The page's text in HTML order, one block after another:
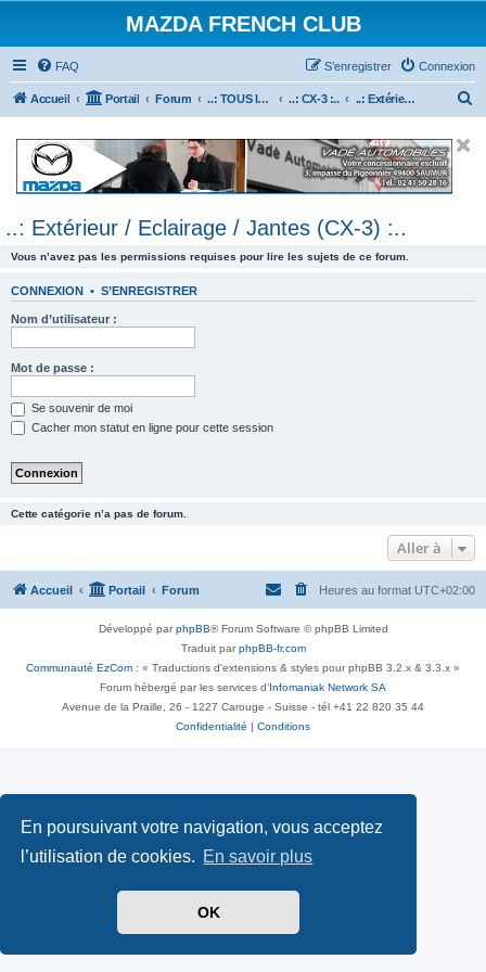
En poursuivant votre navigation, vous acceptez
l’utilisation de cookies. En savoir plus
OK
MAZDA FRENCH CLUB
FAQ Connexion
S’enregistrer
Accueil Portail Forum ..: TOUS les Véhicules MAZDA :.. ..: CX-3 :.. ..: Extérieur / Eclairage / Jantes (CX-3) :..
e
..: Extérieur / Eclairage / Jantes (CX-3) :..
Vous n’avez pas les permissions requises pour lire les sujets de ce forum.
CONNEXION • S’ENREGISTRER
Nom d’utilisateur :
Mot de passe :
Se souvenir de moi
Cacher mon statut en ligne pour cette session
Cette catégorie n’a pas de forum.
Aller à
Accueil Portail Forum Heures au format UTC+02:00
Développé parphpBB® Forum Software © phpBB Limited
Traduit parphpBB-fr.com
Communauté EzCom : « Traductions d'extensions & styles pour phpBB 3.2.x & 3.3.x »
Forum hébergé par les services d’ Infomaniak Network SA
Avenue de la Praille, 26 - 1227 Carouge - Suisse - tél +41 22 820 35 44
Confidentialité
Conditions